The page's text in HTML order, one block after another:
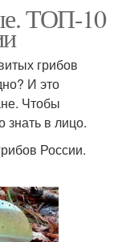
ТОП-10
грибов
И это
Чтобы
знать в лицо.
России.